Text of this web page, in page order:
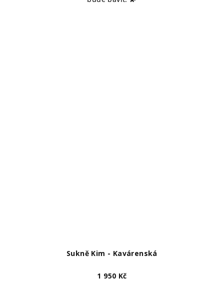
Sukně Kim - Kavárenská
1 950 Kč